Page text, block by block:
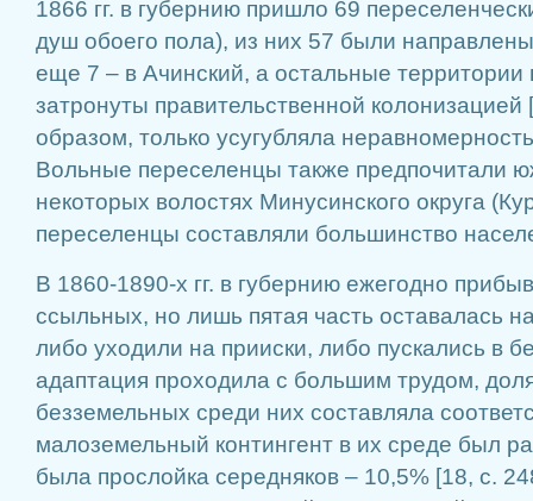
1866 гг. в губернию пришло 69
душ обоего пола), из них 57 были
еще 7 – в Ачинский, а остальные территории
затронуты правительственной
образом, только усугубляла
Вольные переселенцы также предпочитали
некоторых волостях Минусинского округа
переселенцы составляли большинство
В 1860-1890-х гг. в губернию ежегодно
ссыльных, но лишь пятая часть оставалась
либо уходили на прииски, либо пускались в
адаптация проходила с большим трудом,
безземельных среди них составляла
малоземельный контингент в их среде был
была прослойка середняков – 10,5% [18, с.